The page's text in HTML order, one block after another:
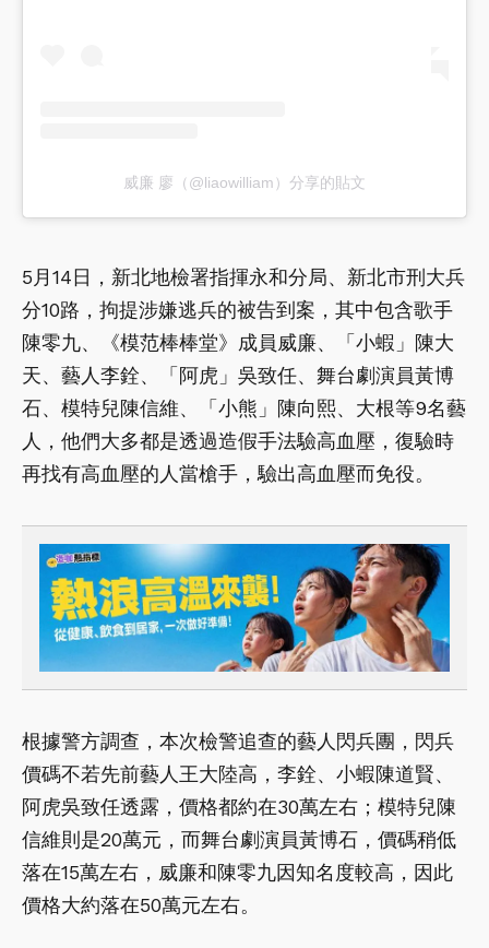
威廉 廖（@liaowilliam）分享的貼文
5月14日，新北地檢署指揮永和分局、新北市刑大兵
分10路，拘提涉嫌逃兵的被告到案，其中包含歌手
陳零九、《模范棒棒堂》成員威廉、「小蝦」陳大
天、藝人李銓、「阿虎」吳致任、舞台劇演員黃博
石、模特兒陳信維、「小熊」陳向熙、大根等9名藝
人，他們大多都是透過造假手法驗高血壓，復驗時
再找有高血壓的人當槍手，驗出高血壓而免役。
根據警方調查，本次檢警追查的藝人閃兵團，閃兵
價碼不若先前藝人王大陸高，李銓、小蝦陳道賢、
阿虎吳致任透露，價格都約在30萬左右；模特兒陳
信維則是20萬元，而舞台劇演員黃博石，價碼稍低
落在15萬左右，威廉和陳零九因知名度較高，因此
價格大約落在50萬元左右。